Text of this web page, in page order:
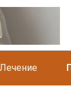
Лечение